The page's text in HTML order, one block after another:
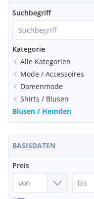
Suchbegriff
Kategorie
Alle Kategorien
Mode / Accessoires
Damenmode
Shirts / Blusen
Blusen / Hemden
BASISDATEN
Preis